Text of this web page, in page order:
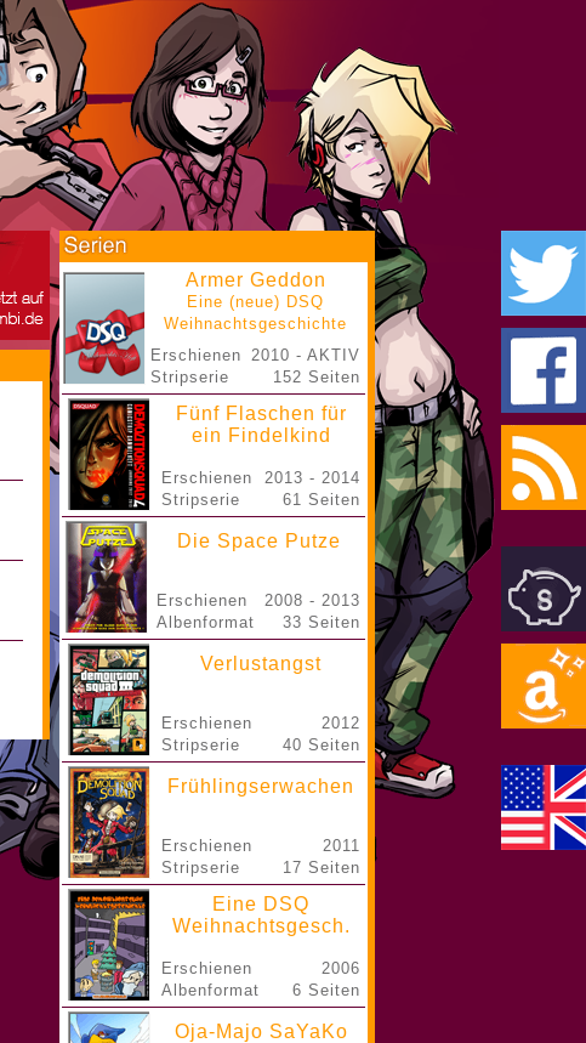
Armer Geddon
Eine (neue) DSQ
Weihnachtsgeschichte
Erschienen
Stripserie
2010 - AKTIV
152 Seiten
Fünf Flaschen für
ein Findelkind
Erschienen
Stripserie
2013 - 2014
61 Seiten
Die Space Putze
Erschienen
Albenformat
2008 - 2013
33 Seiten
Verlustangst
Erschienen
Stripserie
2012
40 Seiten
Frühlingserwachen
Erschienen
Stripserie
2011
17 Seiten
Eine DSQ
Weihnachtsgesch.
Erschienen
Albenformat
2006
6 Seiten
Oja-Majo SaYaKo